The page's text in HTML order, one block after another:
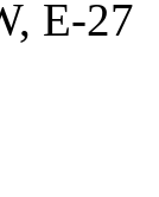
Е-27